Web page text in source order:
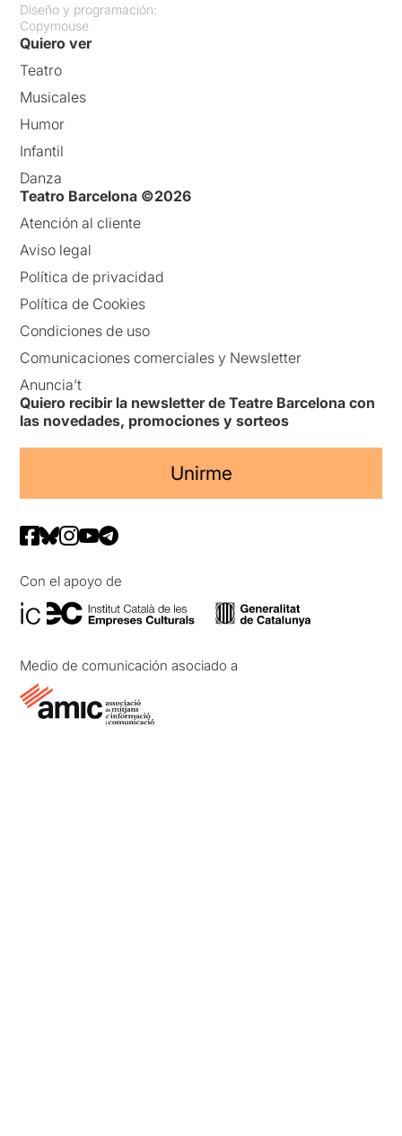
Diseño y programación:
Copymouse
Quiero ver
Teatro
Musicales
Humor
Infantil
Danza
Teatro Barcelona ©2026
Atención al cliente
Aviso legal
Política de privacidad
Política de Cookies
Condiciones de uso
Comunicaciones comerciales y Newsletter
Anuncia’t
Quiero recibir la newsletter de Teatre Barcelona con
las novedades, promociones y sorteos
Unirme
Con el apoyo de
Medio de comunicación asociado a